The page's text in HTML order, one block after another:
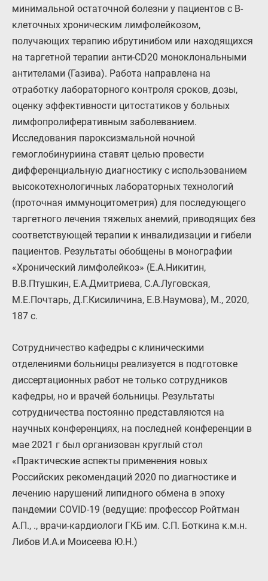
минимальной остаточной болезни у пациентов с В-
клеточных хроническим лимфолейкозом,
получающих терапию ибрутинибом или находящихся
на таргетной терапии анти-CD20 моноклональными
антителами (Газива). Работа направлена на
отработку лабораторного контроля сроков, дозы,
оценку эффективности цитостатиков у больных
лимфопролиферативным заболеванием.
Исследования пароксизмальной ночной
гемоглобинуриина ставят целью провести
дифференциальную диагностику с использованием
высокотехнологичных лабораторных технологий
(проточная иммуноцитометрия) для последующего
таргетного лечения тяжелых анемий, приводящих без
соответствующей терапии к инвалидизации и гибели
пациентов. Результаты обобщены в монографии
«Хронический лимфолейкоз» (Е.А.Никитин,
В.В.Птушкин, Е.А.Дмитриева, С.А.Луговская,
М.Е.Почтарь, Д.Г.Кисиличина, Е.В.Наумова), М., 2020,
187 с.
Сотрудничество кафедры с клиническими
отделениями больницы реализуется в подготовке
диссертационных работ не только сотрудников
кафедры, но и врачей больницы. Результаты
сотрудничества постоянно представляются на
научных конференциях, на последней конференции в
мае 2021 г был организован круглый стол
«Практические аспекты применения новых
Российских рекомендаций 2020 по диагностике и
лечению нарушений липидного обмена в эпоху
пандемии COVID-19 (ведущие: профессор Ройтман
А.П., ., врачи-кардиологи ГКБ им. С.П. Боткина к.м.н.
Либов И.А.и Моисеева Ю.Н.)